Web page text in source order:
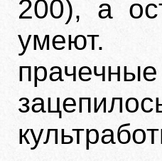
200), а
умеют.